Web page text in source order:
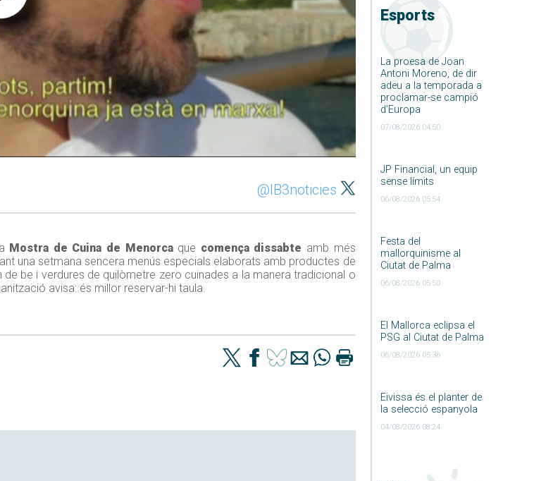
Esports
La proesa de Joan
Antoni Moreno, de dir
adeu a la temporada a
proclamar-se campió
d’Europa
07/08/2026 04:50
JP Financial, un equip
sense límits
06/08/2026 05:54
Festa del
mallorquinisme al
Ciutat de Palma
06/08/2026 05:50
El Mallorca eclipsa el
PSG al Ciutat de Palma
06/08/2026 05:36
Eivissa és el planter de
la selecció espanyola
04/08/2026 08:24
@IB3noticies
Mostra de Cuina de Menorcaque comença dissabte amb més
una setmana sencera menús especials elaborats amb productes de
be i verdures de quilòmetre zero cuinades a la manera tradicional o
avisa: és millor reservar-hi taula.